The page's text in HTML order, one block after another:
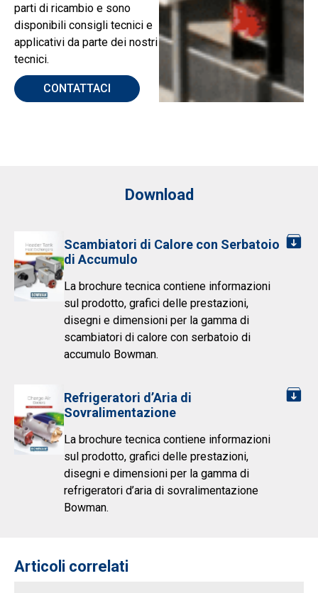
parti di ricambio e sono
disponibili consigli tecnici e
applicativi da parte dei nostri
tecnici.
CONTATTACI
Download
Scambiatori di Calore con Serbatoio
di Accumulo
La brochure tecnica contiene informazioni
sul prodotto, grafici delle prestazioni,
disegni e dimensioni per la gamma di
scambiatori di calore con serbatoio di
accumulo Bowman.
Refrigeratori d’Aria di
Sovralimentazione
La brochure tecnica contiene informazioni
sul prodotto, grafici delle prestazioni,
disegni e dimensioni per la gamma di
refrigeratori d’aria di sovralimentazione
Bowman.
Articoli correlati